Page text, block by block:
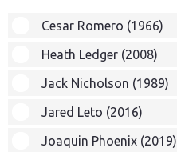
Cesar Romero (1966)
Heath Ledger (2008)
Jack Nicholson (1989)
Jared Leto (2016)
Joaquin Phoenix (2019)